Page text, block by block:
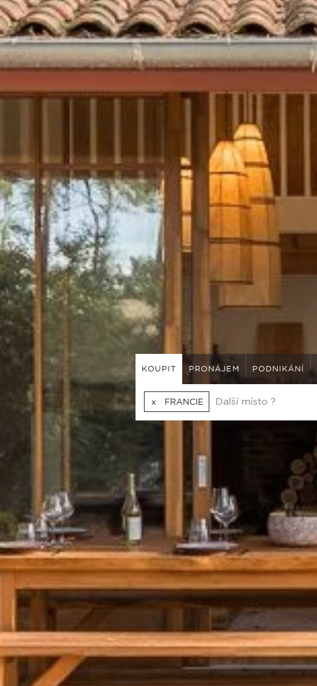
KOUPIT PRONÁJEM PODNIKÁNÍ
FRANCIE